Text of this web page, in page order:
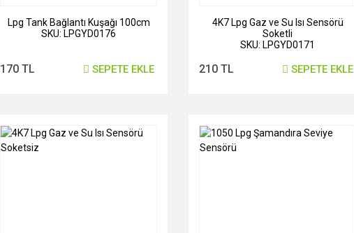
Lpg Tank Bağlantı Kuşağı 100cm
SKU: LPGYD0176
170 TL SEPETE EKLE
4K7 Lpg Gaz ve Su Isı Sensörü
Soketli
SKU: LPGYD0171
210 TL SEPETE EKLE